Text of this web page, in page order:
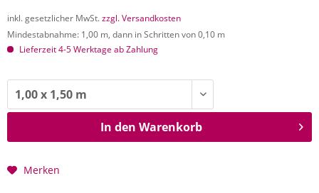
inkl. gesetzlicher MwSt.zzgl. Versandkosten
Mindestabnahme: 1,00 m, dann in Schritten von 0,10 m
Lieferzeit 4-5 Werktage ab Zahlung
In den Warenkorb
Merken